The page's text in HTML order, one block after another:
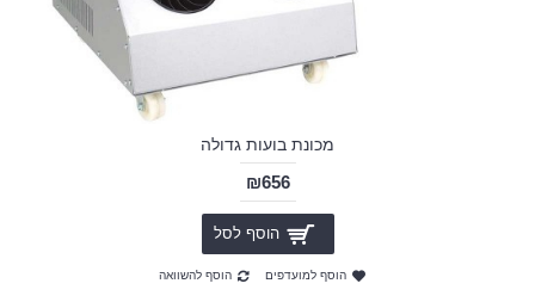
מכונת בועות גדולה
₪656
הוסף לסל
הוסף למועדפים הוסף להשוואה